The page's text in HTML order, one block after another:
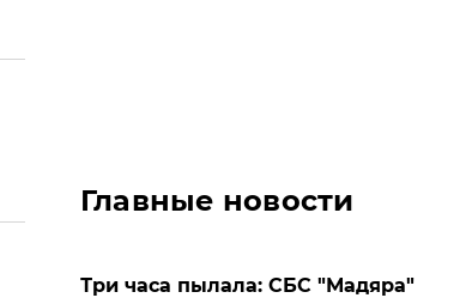
Главные новости
Три часа пылала: СБС "Мадяра"